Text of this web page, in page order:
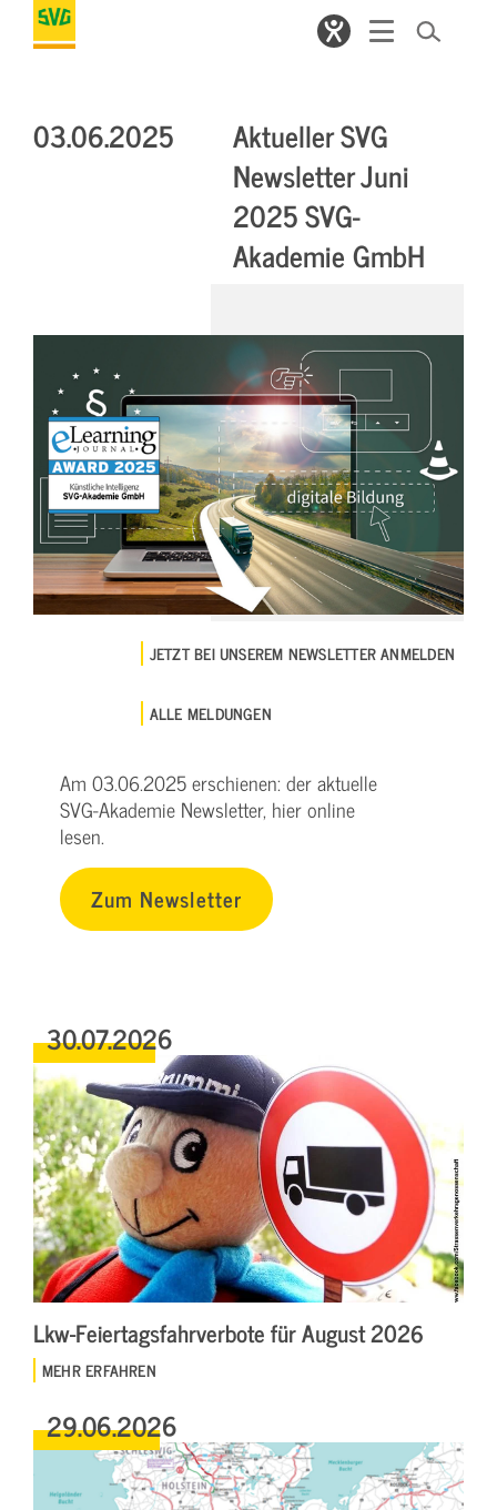
03.06.2025
Aktueller SVG
Newsletter Juni
2025 SVG-
Akademie GmbH
JETZT BEI UNSEREM NEWSLETTER ANMELDEN
ALLE MELDUNGEN
Am 03.06.2025 erschienen: der aktuelle
SVG-Akademie Newsletter, hier online
lesen.
Zum Newsletter
30.07.2026
Lkw-Feiertagsfahrverbote für August 2026
MEHR ERFAHREN
29.06.2026